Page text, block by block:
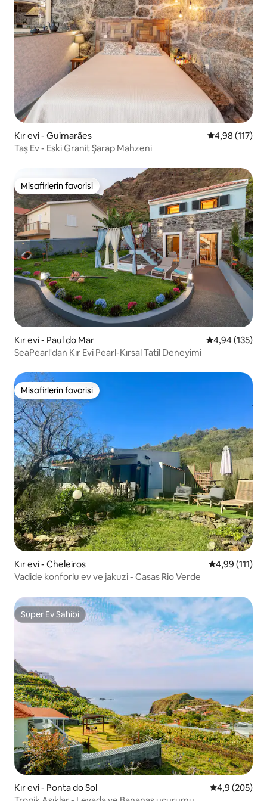
Kır evi - Guimarães 5 üzerinden
4,98 (117)
Taş Ev - Eski Granit Şarap Mahzeni
Misafirlerin favorisi
Misafirlerin favorisi
Kır evi - Paul do Mar 5 üzerinden
4,94 (135)
SeaPearl'dan Kır Evi Pearl-Kırsal Tatil Deneyimi
Misafirlerin favorisi
Misafirlerin favorisi
Kır evi - Cheleiros 5 üzerinden
4,99 (111)
Vadide konforlu ev ve jakuzi - Casas Rio Verde
Süper Ev Sahibi
Süper Ev Sahibi
Kır evi - Ponta do Sol 5 üzerinden
4,9 (205)